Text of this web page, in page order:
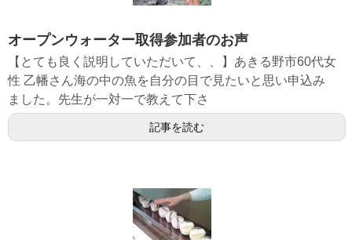
オープンウォーター取得参加者のお声
【とても良く説明していただいて、、】あきる野市60代女
性 乙幡さん海の中の魚を自分の目で見たいと思い申込み
ました。先生が一対一で教えて下さ
記事を読む